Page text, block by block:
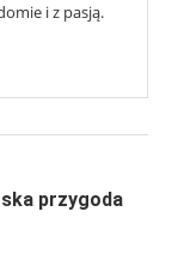
i z pasją.
przygoda